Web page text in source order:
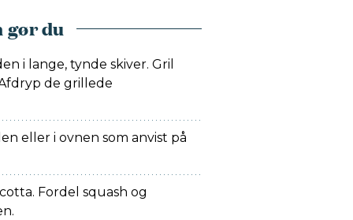
gør du
i lange, tynde skiver. Gril
de grillede
eller i ovnen som anvist på
Fordel squash og